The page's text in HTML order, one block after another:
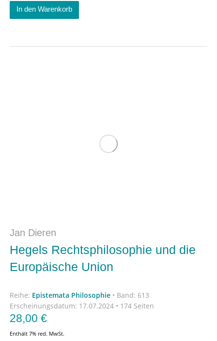
In den Warenkorb
Jan Dieren
Hegels Rechtsphilosophie und die
Europäische Union
Reihe: Epistemata Philosophie • Band: 613
Erscheinungsdatum: 17.07.2024 • 174 Seiten
28,00 €
Enthält 7% red. MwSt.